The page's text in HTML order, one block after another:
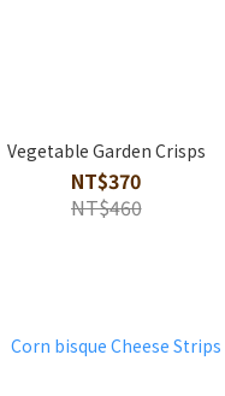
Vegetable Garden Crisps
NT$370
NT$460